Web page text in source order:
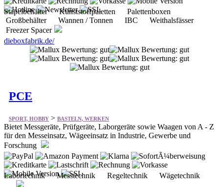
Stapelbehälter Kunststoffpaletten Palettenboxen
Großbehälter Wannen / Tonnen IBC Weithalsfässer
Freezer Spacer
dieboxfabrik.de/
PCE
SPORT, HOBBY > BASTELN, WERKEN
Bietet Messgeräte, Prüfgeräte, Laborgeräte sowie Waagen von A - Z
für den Messeinsatz, Wägeeinsatz in Industrie, Gewerbe und
Forschung
Labortechnik Messtechnik Regeltechnik Wägetechnik